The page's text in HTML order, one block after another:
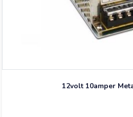
12volt 10amper